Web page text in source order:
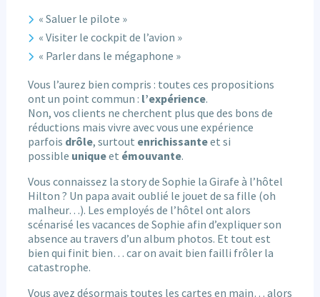
« Saluer le pilote »
« Visiter le cockpit de l’avion »
« Parler dans le mégaphone »
Vous l’aurez bien compris : toutes ces propositions
ont un point commun : l’expérience.
Non, vos clients ne cherchent plus que des bons de
réductions mais vivre avec vous une expérience
parfois drôle, surtout enrichissanteet si
possible uniqueet émouvante.
Vous connaissez la story de Sophie la Girafe à l’hôtel
Hilton ? Un papa avait oublié le jouet de sa fille (oh
malheur…). Les employés de l’hôtel ont alors
scénarisé les vacances de Sophie afin d’expliquer son
absence au travers d’un album photos. Et tout est
bien qui finit bien… car on avait bien failli frôler la
catastrophe.
Vous avez désormais toutes les cartes en main… alors